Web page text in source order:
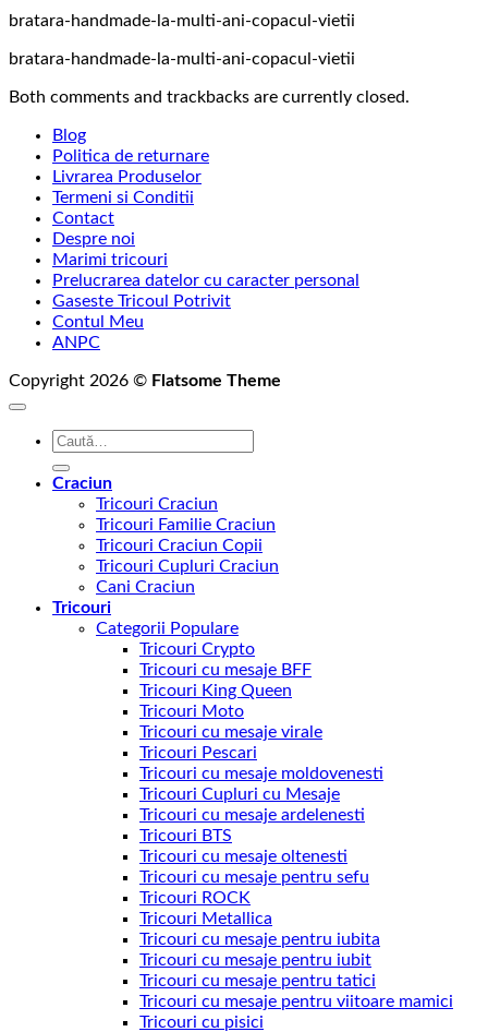
bratara-handmade-la-multi-ani-copacul-vietii
bratara-handmade-la-multi-ani-copacul-vietii
Both comments and trackbacks are currently closed.
Blog
Politica de returnare
Livrarea Produselor
Termeni si Conditii
Contact
Despre noi
Marimi tricouri
Prelucrarea datelor cu caracter personal
Gaseste Tricoul Potrivit
Contul Meu
ANPC
Copyright 2026 © Flatsome Theme
Caută
Craciun
Tricouri Craciun
Tricouri Familie Craciun
Tricouri Craciun Copii
Tricouri Cupluri Craciun
Cani Craciun
Tricouri
Categorii Populare
Tricouri Crypto
Tricouri cu mesaje BFF
Tricouri King Queen
Tricouri Moto
Tricouri cu mesaje virale
Tricouri Pescari
Tricouri cu mesaje moldovenesti
Tricouri Cupluri cu Mesaje
Tricouri cu mesaje ardelenesti
Tricouri BTS
Tricouri cu mesaje oltenesti
Tricouri cu mesaje pentru sefu
Tricouri ROCK
Tricouri Metallica
Tricouri cu mesaje pentru iubita
Tricouri cu mesaje pentru iubit
Tricouri cu mesaje pentru tatici
Tricouri cu mesaje pentru viitoare mamici
Tricouri cu pisici